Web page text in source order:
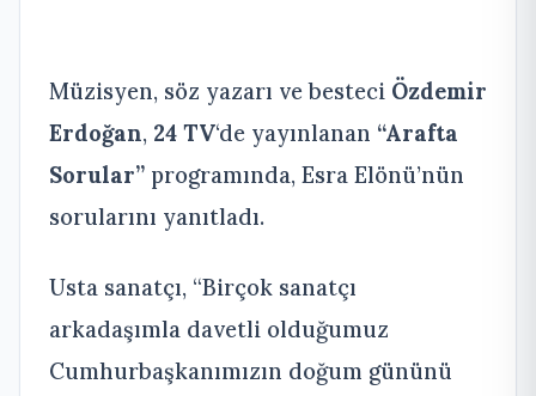
Müzisyen, söz yazarı ve besteci Özdemir
Erdoğan, 24 TV‘de yayınlanan “Arafta
Sorular” programında, Esra Elönü’nün
sorularını yanıtladı.
Usta sanatçı, “Birçok sanatçı
arkadaşımla davetli olduğumuz
Cumhurbaşkanımızın doğum gününü